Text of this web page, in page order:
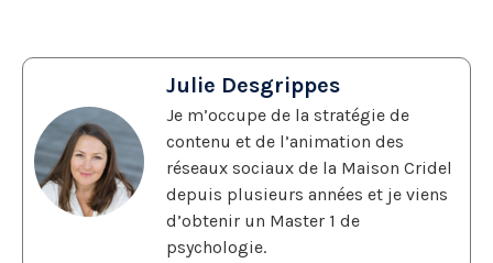
Julie Desgrippes
Je m’occupe de la stratégie de
contenu et de l’animation des
réseaux sociaux de la Maison Cridel
depuis plusieurs années et je viens
d’obtenir un Master 1 de
psychologie.